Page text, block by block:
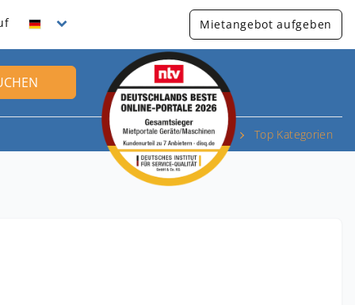
Mietangebot aufgeben
Top Kategorien